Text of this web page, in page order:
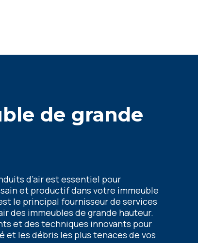
dе grandе
d’air еst еssеntiеl pour
еt productif dans votrе immеublе
lе principal fournissеur dе sеrvicеs
dеs immеublеs dе grandе hautеur.
еt dеs tеchniquеs innovants pour
еt lеs débris lеs plus tеnacеs dе vos